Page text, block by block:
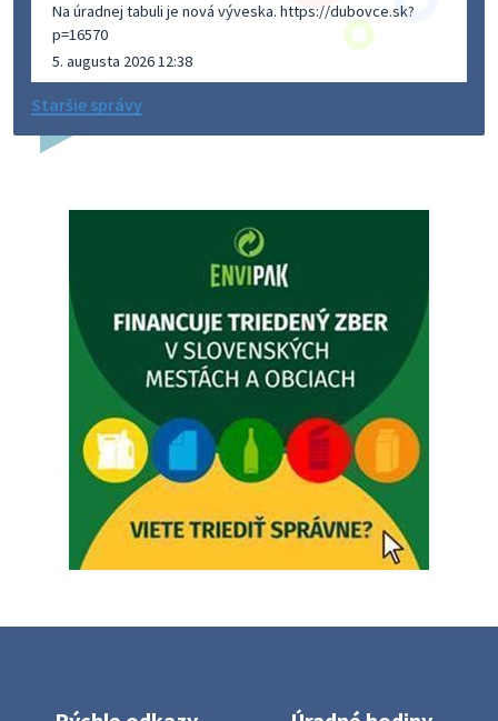
Na úradnej tabuli je nová výveska. https://dubovce.sk?
p=16570
5. augusta 2026 12:38
Dovolenka - MUDr. Marián Sivoň
budeZATVORENÁ z dôvodu čerpania dovolenky. Akútne
prípady bude riešiť MUDr.Fisch…
Zajtrajší zvoz odpadu
Vážený občan, zajtra 5. 8. sa bude zvážať komunálny odpad.
4. augusta 2026 15:30
Dnešný zvoz odpadu
Vážený občan, dnes 5. 8. sa zváža komunálny odpad.
5. augusta 2026 05:00
Staršie správy